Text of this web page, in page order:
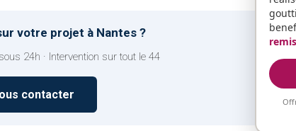
votre projet à Nantes ?
24h · Intervention sur tout le 44
contacter